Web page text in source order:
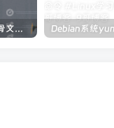
2024年最新甲骨文注册及申请免费 VPS 教程